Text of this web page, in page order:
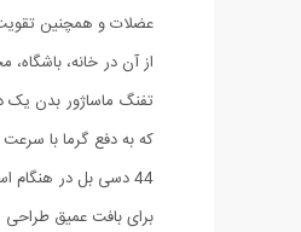
عضلات و همچنین تقویت
از آن در خانه،
که به دفع گرما با
44 دسی بل در
برای بافت عمیق طراحی